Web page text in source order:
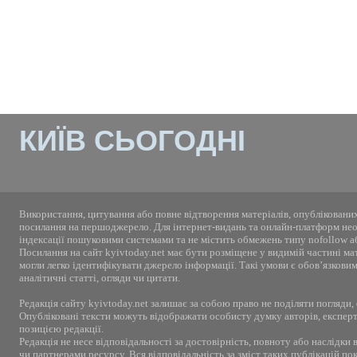
КИЇВ СЬОГОДНІ
Використання, цитування або повне відтворення матеріалів,
посилання на першоджерело. Для інтернет-видань та онлайн-платформ
індексації пошуковими системами та не містить обмежень типу nofollow
Посилання на сайт kyivtoday.net має бути розміщене у видимій частині
могли легко ідентифікувати джерело інформації. Такі умови є
аналітичні статті, огляди чи цитати.
Редакція сайту kyivtoday.net залишає за собою право не поділяти
Опубліковані тексти можуть відображати особисту думку авторів,
позицією редакції.
Редакція не несе відповідальності за достовірність, повноту або
чи партнерами ресурсу. Вся відповідальність за зміст таких публікацій